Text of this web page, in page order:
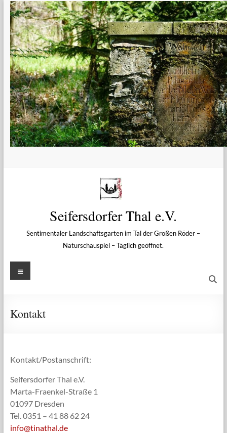
Zum
Inhalt
springen
Seifersdorfer Thal e.V.
Sentimentaler Landschaftsgarten im Tal der Großen Röder –
Naturschauspiel – Täglich geöffnet.
Menü
Kontakt
Kontakt/Postanschrift:
Seifersdorfer Thal e.V.
Marta-Fraenkel-Straße 1
01097 Dresden
Tel. 0351 – 41 88 62 24
info@tinathal.de